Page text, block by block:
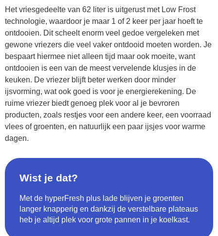
Het vriesgedeelte van 62 liter is uitgerust met Low Frost
technologie, waardoor je maar 1 of 2 keer per jaar hoeft te
ontdooien. Dit scheelt enorm veel gedoe vergeleken met
gewone vriezers die veel vaker ontdooid moeten worden. Je
bespaart hiermee niet alleen tijd maar ook moeite, want
ontdooien is een van de meest vervelende klusjes in de
keuken. De vriezer blijft beter werken door minder
ijsvorming, wat ook goed is voor je energierekening. De
ruime vriezer biedt genoeg plek voor al je bevroren
producten, zoals restjes voor een andere keer, een voorraad
vlees of groenten, en natuurlijk een paar ijsjes voor warme
dagen.
Wist je dat?
Met de hyperFresh plus lade blijven je groenten
langer knapperig en dankzij de verstelbare plateaus
heb je altijd plek voor grote pannen in je koelkast.